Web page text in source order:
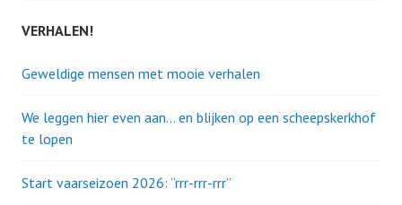
VERHALEN!
Geweldige mensen met mooie verhalen
We leggen hier even aan… en blijken op een scheepskerkhof
te lopen
Start vaarseizoen 2026: “rrr-rrr-rrr”